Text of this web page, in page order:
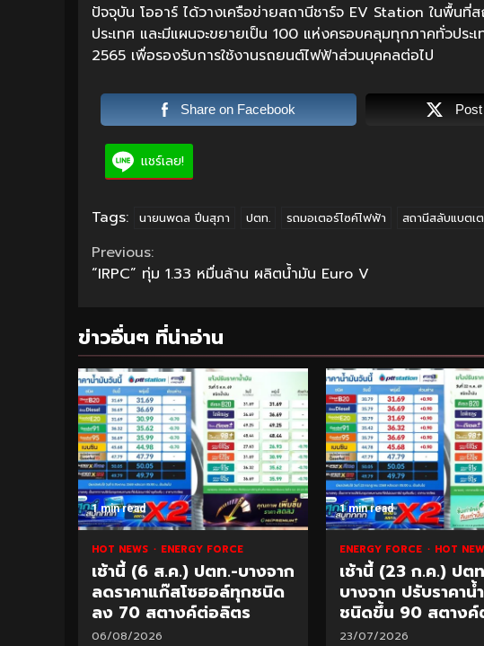
ปัจจุบัน โออาร์ ได้วางเครือข่ายสถานีชาร์จ EV Station ในพื้น
ประเทศ และมีแผนจะขยายเป็น 100 แห่งครอบคลุมทุกภาคทั่วปร
2565 เพื่อรองรับการใช้งานรถยนต์ไฟฟ้าส่วนบุคคลต่อไป
Share on Facebook
แชร์เลย!
Tags: นายนพดล ปิ่นสุภา ปตท. รถมอเตอร์ไซค์ไฟฟ้า สถานีสลับแบตเ
Continue
Reading
Previous:
“IRPC” ทุ่ม 1.33 หมื่นล้าน ผลิตน้ำมัน Euro V
ข่าวอื่นๆ ที่น่าอ่าน
1 min read
HOT NEWS ENERGY FORCE
เช้านี้ (6 ส.ค.) ปตท.-บางจาก
ลดราคาแก๊สโซฮอล์ทุกชนิด
ลง 70 สตางค์ต่อลิตร
06/08/2026
1 min read
ENERGY FORCE HOT
เช้านี้ (23 ก.ค.) ปต
บางจาก ปรับราคาน้
ชนิดขึ้น 90 สตาง
23/07/2026